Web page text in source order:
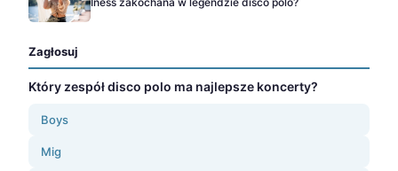
Zagłosuj
Który zespół disco polo ma najlepsze koncerty?
Boys
Mig